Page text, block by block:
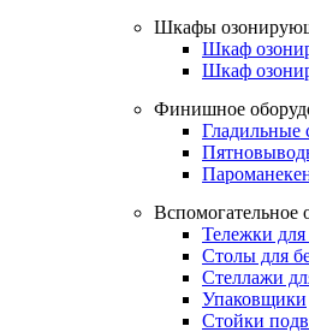
Шкафы
Шкаф
Шкаф
Финишное
Гладильные
Вспомогательное
Тележки для
Столы для
Стеллажи
Упаковщики
Стойки